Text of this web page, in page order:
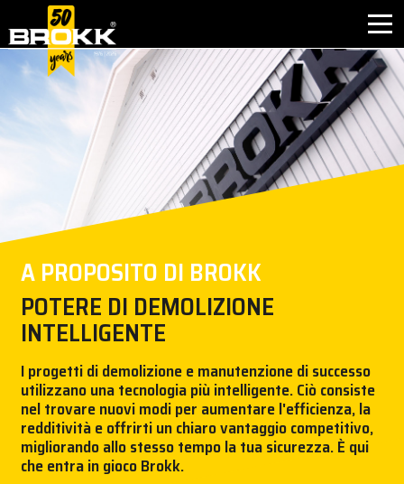
PERCHÉ BROKK
SETTORI
PRODOTTI
USATO
ASSISTENZA
ATTIVITÀ
NOTIZIE
STAMPA
A PROPOSITO DI BROKK
POTERE DI DEMOLIZIONE
INTELLIGENTE
I progetti di demolizione e manutenzione di successo
utilizzano una tecnologia più intelligente. Ciò consiste
nel trovare nuovi modi per aumentare l'efficienza, la
redditività e offrirti un chiaro vantaggio competitivo,
migliorando allo stesso tempo la tua sicurezza. È qui
che entra in gioco Brokk.